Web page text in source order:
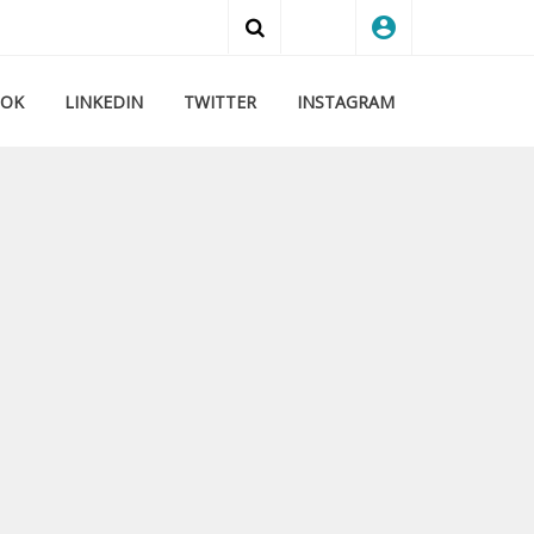
Search account_circle
LINKEDIN TWITTER INSTAGRAM